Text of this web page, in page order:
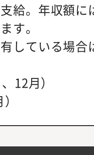
給。年収額
す。
している場
12月）